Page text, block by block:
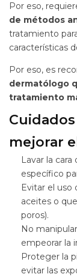
Por eso,
de métodos
tratamiento
características
Por eso, es
dermatólogo
tratamiento
mejorar
Lavar la
específico
Evitar el
aceites o
poros).
No
empeorar la
Proteger la
evitar las